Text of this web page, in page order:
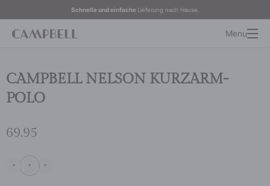
Schnelle und einfache Lieferung nach Hause.
Menu
CAMPBELL NELSON KURZARM-
POLO
69.95